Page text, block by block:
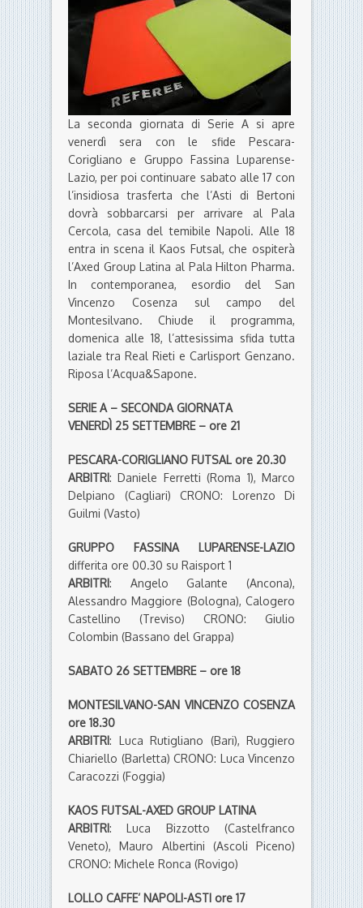
La seconda giornata di Serie A si apre
venerdì sera con le sfide Pescara-
Corigliano e Gruppo Fassina Luparense-
Lazio, per poi continuare sabato alle 17 con
l’insidiosa trasferta che l’Asti di Bertoni
dovrà sobbarcarsi per arrivare al Pala
Cercola, casa del temibile Napoli. Alle 18
entra in scena il Kaos Futsal, che ospiterà
l’Axed Group Latina al Pala Hilton Pharma.
In contemporanea, esordio del San
Vincenzo Cosenza sul campo del
Montesilvano. Chiude il programma,
domenica alle 18, l’attesissima sfida tutta
laziale tra Real Rieti e Carlisport Genzano.
Riposa l’Acqua&Sapone.
SERIE A – SECONDA GIORNATA
VENERDÌ 25 SETTEMBRE – ore 21
PESCARA-CORIGLIANO FUTSAL ore 20.30
ARBITRI: Daniele Ferretti (Roma 1), Marco
Delpiano (Cagliari) CRONO: Lorenzo Di
Guilmi (Vasto)
GRUPPO FASSINA LUPARENSE-LAZIO
differita ore 00.30 su Raisport 1
ARBITRI: Angelo Galante (Ancona),
Alessandro Maggiore (Bologna), Calogero
Castellino (Treviso) CRONO: Giulio
Colombin (Bassano del Grappa)
SABATO 26 SETTEMBRE – ore 18
MONTESILVANO-SAN VINCENZO COSENZA
ore 18.30
ARBITRI: Luca Rutigliano (Bari), Ruggiero
Chiariello (Barletta) CRONO: Luca Vincenzo
Caracozzi (Foggia)
KAOS FUTSAL-AXED GROUP LATINA
ARBITRI: Luca Bizzotto (Castelfranco
Veneto), Mauro Albertini (Ascoli Piceno)
CRONO: Michele Ronca (Rovigo)
LOLLO CAFFE’ NAPOLI-ASTI ore 17